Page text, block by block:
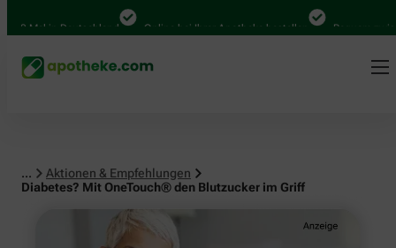
in Deutschland Online bei Ihrer Apotheke bestellen Bequem zwischen
...
Aktionen & Empfehlungen
Diabetes? Mit OneTouch® den Blutzucker im Griff